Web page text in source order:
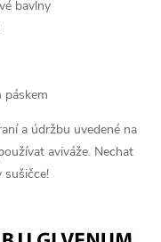
bavlny
a údržbu uvedené na
aviváže. Nechat
sušičce!